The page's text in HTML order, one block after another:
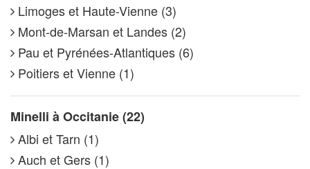
Limoges et Haute-Vienne (3)
Mont-de-Marsan et Landes (2)
Pau et Pyrénées-Atlantiques (6)
Poitiers et Vienne (1)
Minelli à Occitanie (22)
Albi et Tarn (1)
Auch et Gers (1)